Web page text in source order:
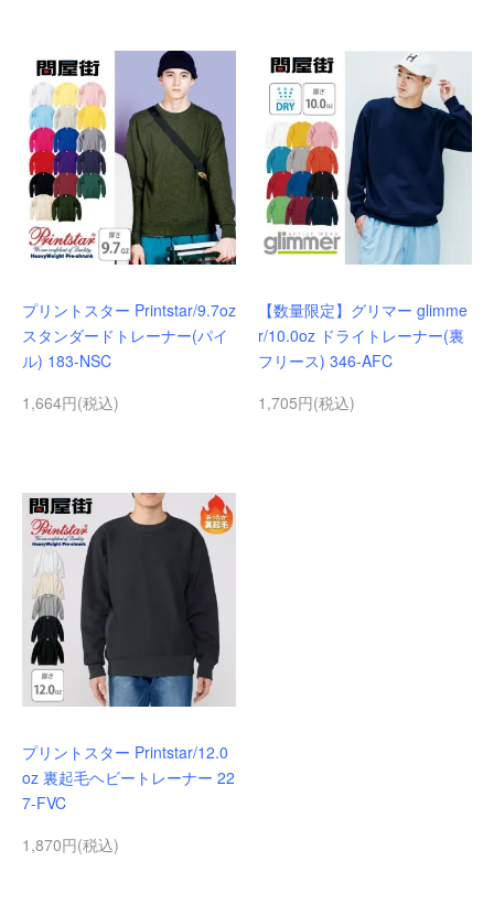
プリントスター Printstar/9.7oz
スタンダードトレーナー(パイ
ル) 183-NSC
1,664円(税込)
【数量限定】グリマー glimme
r/10.0oz ドライトレーナー(裏
フリース) 346-AFC
1,705円(税込)
プリントスター Printstar/12.0
oz 裏起毛ヘビートレーナー 22
7-FVC
1,870円(税込)